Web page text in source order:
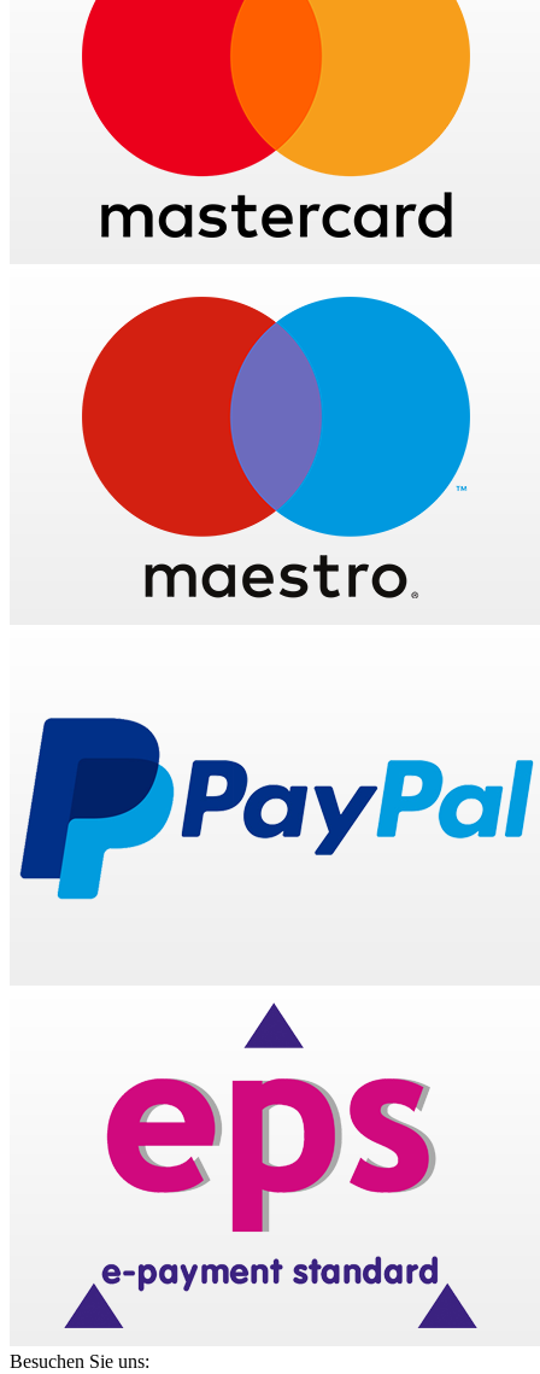
Besuchen Sie uns: